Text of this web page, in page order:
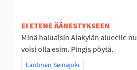
EI ETENE ÄÄNESTYKSEEN
Minä haluaisin Alakylän alueelle
voisi olla esim. Pingis pöytä.
Rajaa tulokset teeman mukaan:
Läntinen Seinäjoki